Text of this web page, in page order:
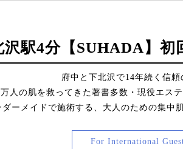
沢駅4分【SUHADA】初
府中と下北沢で14年続く信頼
人の肌を救ってきた著書多数・現役エス
ダーメイドで施術する、大人のための集中
For International